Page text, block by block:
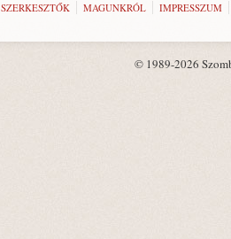
SZERKESZTŐK MAGUNKRÓL IMPRESSZUM
© 1989-2026